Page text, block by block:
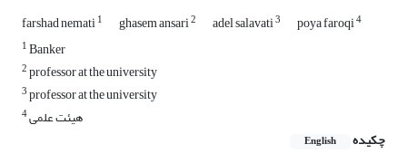
farshad nemati1 ghasem ansari2 adel salavati3 poya faroqi4
1Banker
2professor at the university
3professor at the university
4هیئت علمی
چکیده
English